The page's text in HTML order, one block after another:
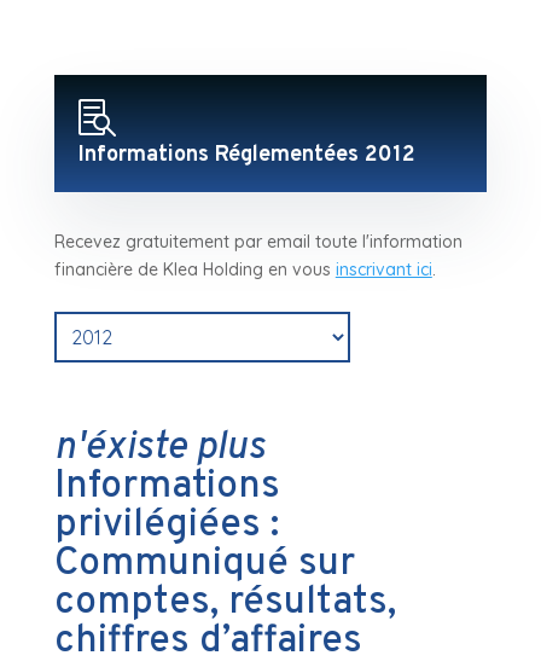

Informations Réglementées 2012
Recevez gratuitement par email toute l'information
financière de Klea Holding en vous inscrivant ici
n'éxiste plus
Informations
privilégiées :
Communiqué sur
comptes, résultats,
chiffres d’affaires